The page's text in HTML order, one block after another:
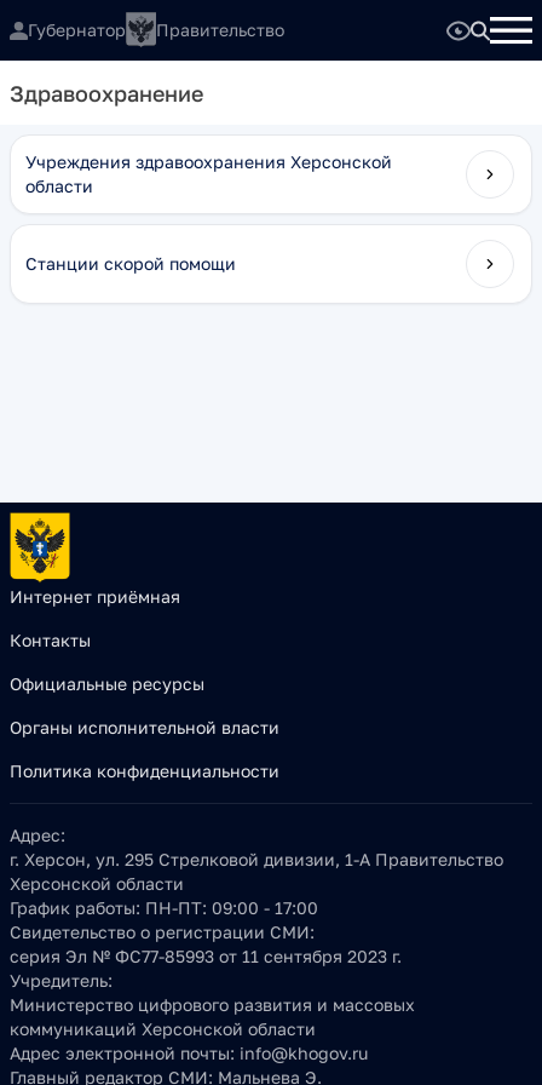
Губернатор Правительство
Здравоохранение
Учреждения здравоохранения Херсонской
области
Станции скорой помощи
Интернет приёмная
Контакты
Официальные ресурсы
Органы исполнительной власти
Политика конфиденциальности
Адрес:
г. Херсон, ул. 295 Стрелковой дивизии, 1-А Правительство
Херсонской области
График работы: ПН-ПТ: 09:00 - 17:00
Свидетельство о регистрации СМИ:
серия Эл № ФС77-85993 от 11 сентября 2023 г.
Учредитель:
Министерство цифрового развития и массовых
коммуникаций Херсонской области
Адрес электронной почты: info@khogov.ru
Главный редактор СМИ: Мальнева Э.